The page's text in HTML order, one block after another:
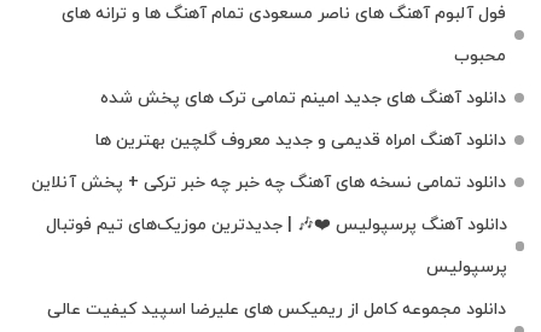
فول آلبوم آهنگ‌ های ناصر مسعودی تمام آهنگ‌ ها و ترانه‌ های
محبوب
دانلود آهنگ های جدید امینم تمامی ترک های پخش شده
دانلود آهنگ امراه قدیمی و جدید معروف گلچین بهترین ها
دانلود تمامی نسخه های آهنگ چه خبر چه خبر ترکی + پخش آنلاین
دانلود آهنگ پرسپولیس ❤️🎶 | جدیدترین موزیک‌های تیم فوتبال
پرسپولیس
دانلود مجموعه کامل از ریمیکس های علیرضا اسپید کیفیت عالی